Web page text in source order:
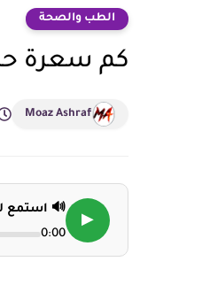
الطب والصحة
كم سعرة
Moaz Ashraf
▶
🔊 استمع
0:00